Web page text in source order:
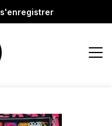
s'enregistrer